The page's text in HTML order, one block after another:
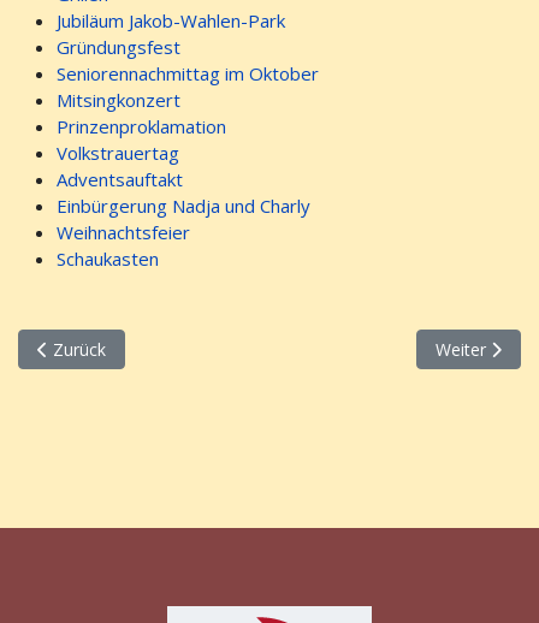
Jubiläum Jakob-Wahlen-Park
Gründungsfest
Seniorennachmittag im Oktober
Mitsingkonzert
Prinzenproklamation
Volkstrauertag
Adventsauftakt
Einbürgerung Nadja und Charly
Weihnachtsfeier
Schaukasten
Vorheriger Beitrag: Seniorennachmittag 2025
Zurück Nächster
Weiter